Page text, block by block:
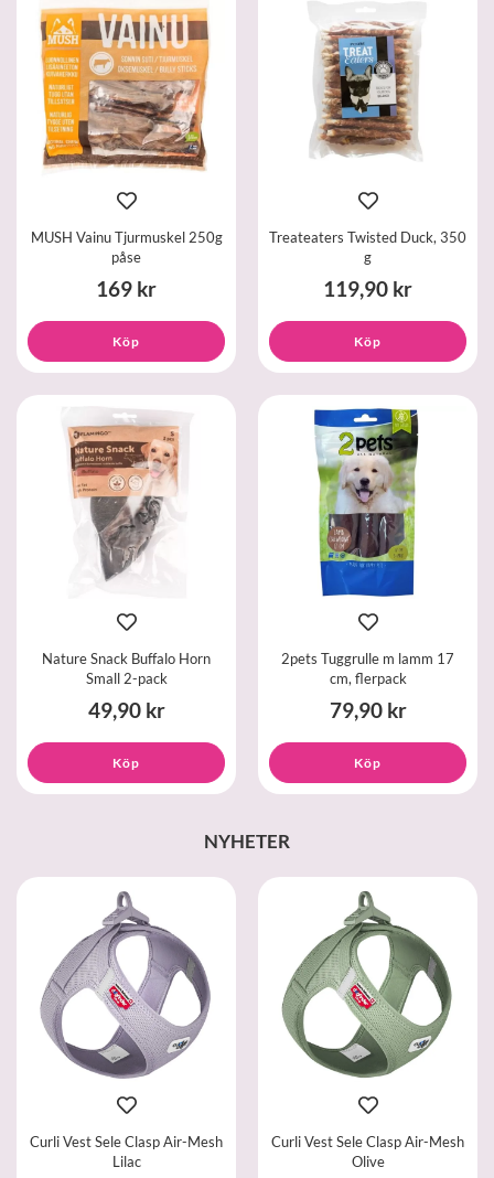
MUSH Vainu Tjurmuskel 250g
påse
169 kr
Köp
Treateaters Twisted Duck, 350
g
119,90 kr
Köp
Nature Snack Buffalo Horn
Small 2-pack
49,90 kr
Köp
2pets Tuggrulle m lamm 17
cm, flerpack
79,90 kr
Köp
NYHETER
Curli Vest Sele Clasp Air-Mesh
Lilac
Curli Vest Sele Clasp Air-Mesh
Olive